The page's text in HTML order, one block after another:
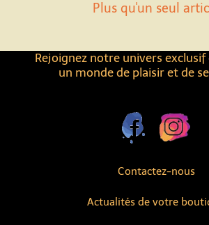
Contactez-nous
Actualités de votre
Rejoignez notre univers
un monde de plaisir et de
Plus qu'un seul